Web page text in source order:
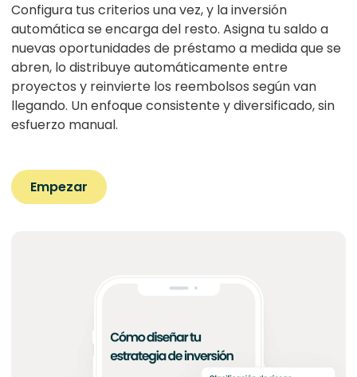
Configura tus criterios una vez, y la inversión
automática se encarga del resto. Asigna tu saldo a
nuevas oportunidades de préstamo a medida que se
abren, lo distribuye automáticamente entre
proyectos y reinvierte los reembolsos según van
llegando. Un enfoque consistente y diversificado, sin
esfuerzo manual.
Empezar